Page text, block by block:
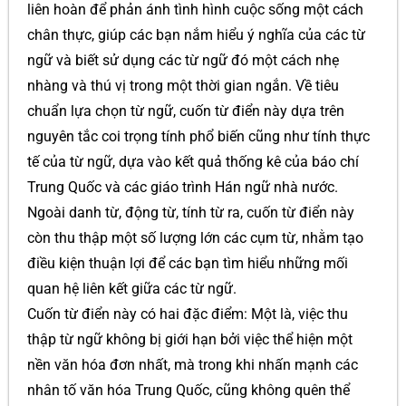
liên hoàn để phản ánh tình hình cuộc sống một cách
chân thực, giúp các bạn nắm hiểu ý nghĩa của các từ
ngữ và biết sử dụng các từ ngữ đó một cách nhẹ
nhàng và thú vị trong một thời gian ngắn. Về tiêu
chuẩn lựa chọn từ ngữ, cuốn từ điển này dựa trên
nguyên tắc coi trọng tính phổ biến cũng như tính thực
tế của từ ngữ, dựa vào kết quả thống kê của báo chí
Trung Quốc và các giáo trình Hán ngữ nhà nước.
Ngoài danh từ, động từ, tính từ ra, cuốn từ điển này
còn thu thập một số lượng lớn các cụm từ, nhằm tạo
điều kiện thuận lợi để các bạn tìm hiểu những mối
quan hệ liên kết giữa các từ ngữ.
Cuốn từ điển này có hai đặc điểm: Một là, việc thu
thập từ ngữ không bị giới hạn bởi việc thể hiện một
nền văn hóa đơn nhất, mà trong khi nhấn mạnh các
nhân tố văn hóa Trung Quốc, cũng không quên thể